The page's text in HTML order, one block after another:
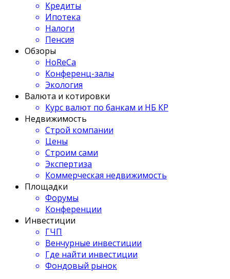
Кредиты
Ипотека
Налоги
Пенсия
Обзоры
HoReCa
Конференц-залы
Экология
Валюта и котировки
Курс валют по банкам и НБ КР
Недвижимость
Строй компании
Цены
Строим сами
Экспертиза
Коммерческая недвижимость
Площадки
Форумы
Конференции
Инвестиции
ГЧП
Венчурные инвестиции
Где найти инвестиции
Фондовый рынок